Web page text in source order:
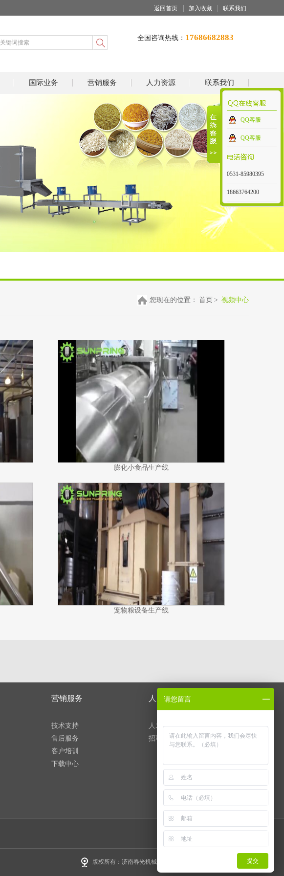
返回首页 加入收藏 联系我们
全国咨询热线： 17686682883
国际业务 营销服务 人力资源 联系我们
您现在的位置： 首页 > 视频中心
膨化小食品生产线
宠物粮设备生产线
营销服务
技术支持
售后服务
客户培训
下载中心
人力资源
人才理念
招聘信息
版权所有：济南春光机械设备有限公司 鲁ICP备17018415号-1
QQ客服
QQ客服
0531-85980395
18663764200
请您留言
提交